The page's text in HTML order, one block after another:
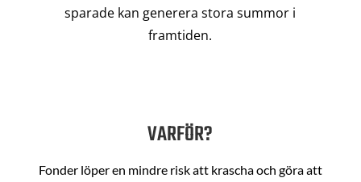
sparade kan generera stora summor i
framtiden.
VARFÖR?
Fonder löper en mindre risk att krascha och göra att